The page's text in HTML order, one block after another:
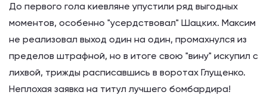
До первого гола киевляне упустили ряд выгодных
моментов, особенно "усердствовал" Шацких. Максим
не реализовал выход один на один, промахнулся из
пределов штрафной, но в итоге свою "вину" искупил с
лихвой, трижды расписавшись в воротах Глущенко.
Неплохая заявка на титул лучшего бомбардира!